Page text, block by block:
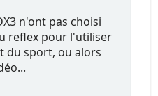
n'ont pas choisi
reflex pour l'utiliser
du sport, ou alors